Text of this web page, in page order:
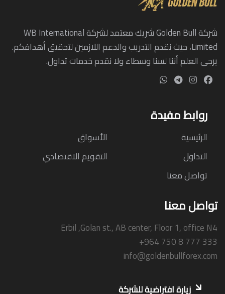
شركة Golden Bull شريك معتمد لشركة WB International
Limited، حيث نقدم التدريب والدعم اللازمين لتحقيق أهدافكم.
يرجى العلم أننا لسنا وسطاء ولا نقدم خدمات تداول.
روابط مفيدة
الرئيسية
الأسواق
التداول
التقويم الاقتصادي
تواصل معنا
تواصل معنا
Erbil ,Golan st., AB center, Floor 1, office N4
+964 750 8 777 333
info@goldenbullforex.com
زيارة افتراضية للشركة